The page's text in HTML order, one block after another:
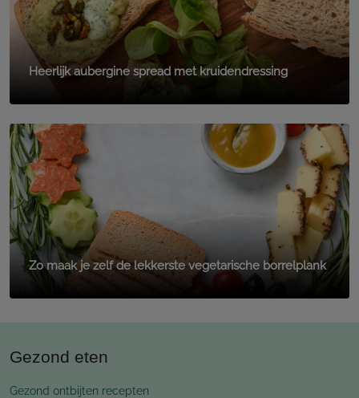
Heerlijk aubergine spread met kruidendressing
Zo maak je zelf de lekkerste vegetarische borrelplank
Gezond eten
Gezond ontbijten recepten